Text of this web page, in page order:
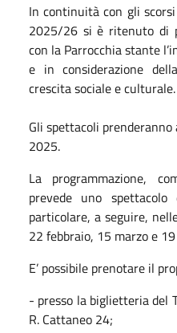
In continuità con gli
2025/26 si è ritenuto di
con la Parrocchia stante
e in considerazione
crescita sociale e culturale.
Gli spettacoli
2025.
La programmazione,
prevede uno
particolare, a seguire,
22 febbraio, 15 marzo e
E’ possibile prenotare il
- presso la biglietteria del
R. Cattaneo 24;